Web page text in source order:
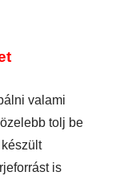
valami
tolj be
is